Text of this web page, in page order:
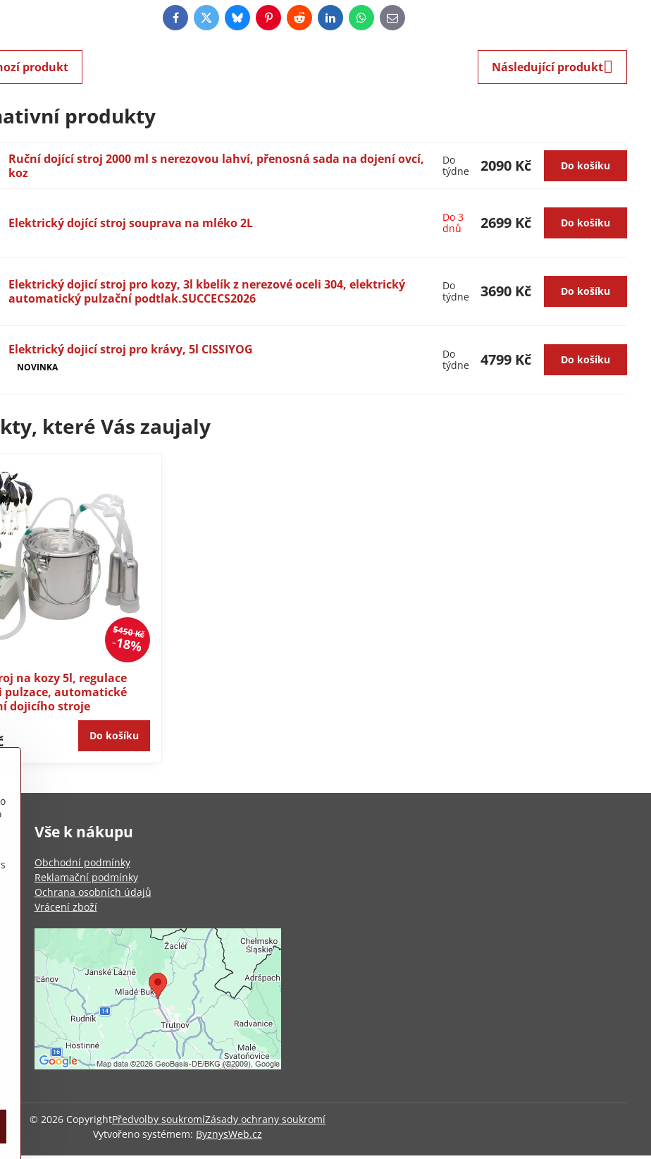
FacebookTwitterBlueskyPinterestRedditLinkedInWhatsApp
E-
mail
produkt Následující produkt
produkty
Ruční dojící stroj 2000 ml s nerezovou lahví, přenosná sada na dojení ovcí,
koz
Do
týdne
2090 Kč Do košíku
Elektrický dojící stroj souprava na mléko 2L
Do 3
dnů
2699 Kč Do košíku
Elektrický dojicí stroj pro kozy, 3l kbelík z nerezové oceli 304, elektrický
automatický pulzační podtlak.SUCCECS2026
Do
týdne
3690 Kč Do košíku
Elektrický dojicí stroj pro krávy, 5l CISSIYOG
NOVINKA
Do
týdne
4799 Kč Do košíku
které Vás zaujaly
5450 Kč
18%
na kozy 5l, regulace
pulzace, automatické
dojicího stroje
Do košíku
Vše k nákupu
Obchodní podmínky
Reklamační podmínky
Ochrana osobních údajů
Vrácení zboží
© 2026CopyrightPředvolby soukromíZásady ochrany soukromí
Vytvořeno systémem: ByznysWeb.cz